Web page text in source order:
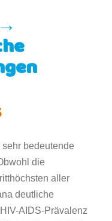
bedeutende
die
aller
deutliche
AIDS-Prävalenz